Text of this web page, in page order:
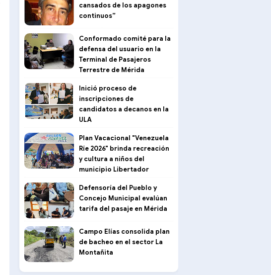
cansados de los apagones
continuos”
Conformado comité para la
defensa del usuario en la
Terminal de Pasajeros
Terrestre de Mérida
Inició proceso de
inscripciones de
candidatos a decanos en la
ULA
Plan Vacacional "Venezuela
Ríe 2026" brinda recreación
y cultura a niños del
municipio Libertador
Defensoría del Pueblo y
Concejo Municipal evalúan
tarifa del pasaje en Mérida
Campo Elías consolida plan
de bacheo en el sector La
Montañita